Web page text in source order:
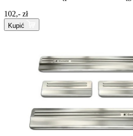
102,- zł
Kupić